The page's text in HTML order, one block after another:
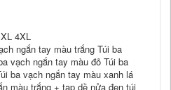
4XL
ngắn tay màu trắng Túi ba
vạch ngắn tay màu đỏ Túi ba
ba vạch ngắn tay màu xanh lá
màu trắng + tạp dề nửa đen túi